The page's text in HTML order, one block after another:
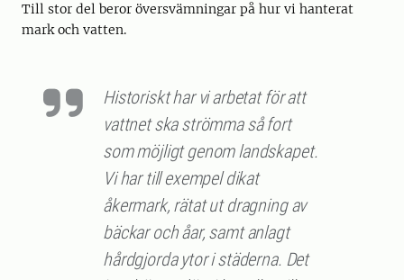
Till stor del beror översvämningar på hur vi hanterat
mark och vatten.
Historiskt har vi arbetat för att
vattnet ska strömma så fort
som möjligt genom landskapet.
Vi har till exempel dikat
åkermark, rätat ut dragning av
bäckar och åar, samt anlagt
hårdgjorda ytor i städerna. Det